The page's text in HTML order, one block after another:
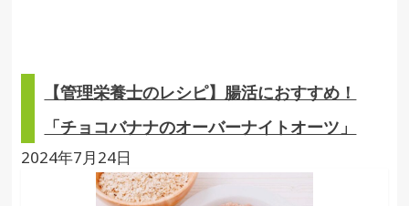
【管理栄養士のレシピ】腸活におすすめ！
「チョコバナナのオーバーナイトオーツ」
2024年7月24日